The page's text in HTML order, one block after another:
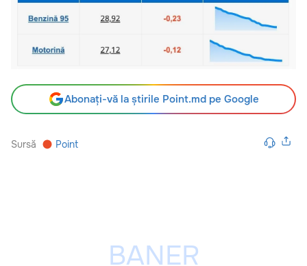
Abonați-vă la știrile Point.md pe Google
Sursă Point